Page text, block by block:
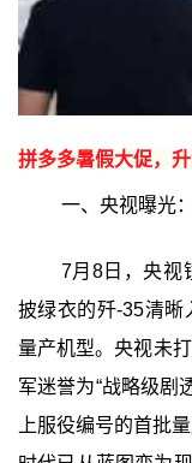
拼多多暑假大促，
一、央视曝光
7月8日，央视
披绿衣的歼-35清晰
量产机型。央视未
军迷誉为“战略级剧
上服役编号的首批